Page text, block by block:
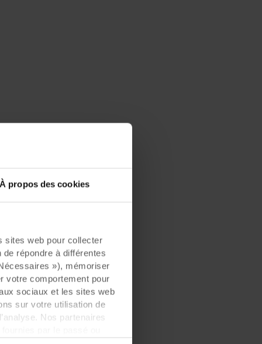
À propos des cookies
sites web pour collecter
répondre à différentes
»), mémoriser
votre comportement pour
sociaux et les sites web
sur votre utilisation de
Nos partenaires